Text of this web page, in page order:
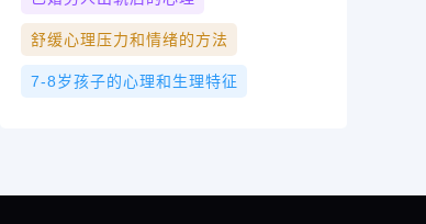
舒缓心理压力和情绪的方法
7-8岁孩子的心理和生理特征